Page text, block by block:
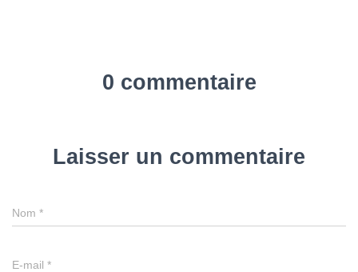
0 commentaire
Laisser un commentaire
Nom *
E-mail *